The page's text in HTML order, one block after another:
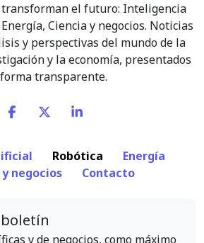
transforman el futuro: Inteligencia
Ciencia y negocios. Noticias
y perspectivas del mundo de la
y la economía, presentados
transparente.
Robótica
Energía
negocios
Contacto
y de negocios, como máximo